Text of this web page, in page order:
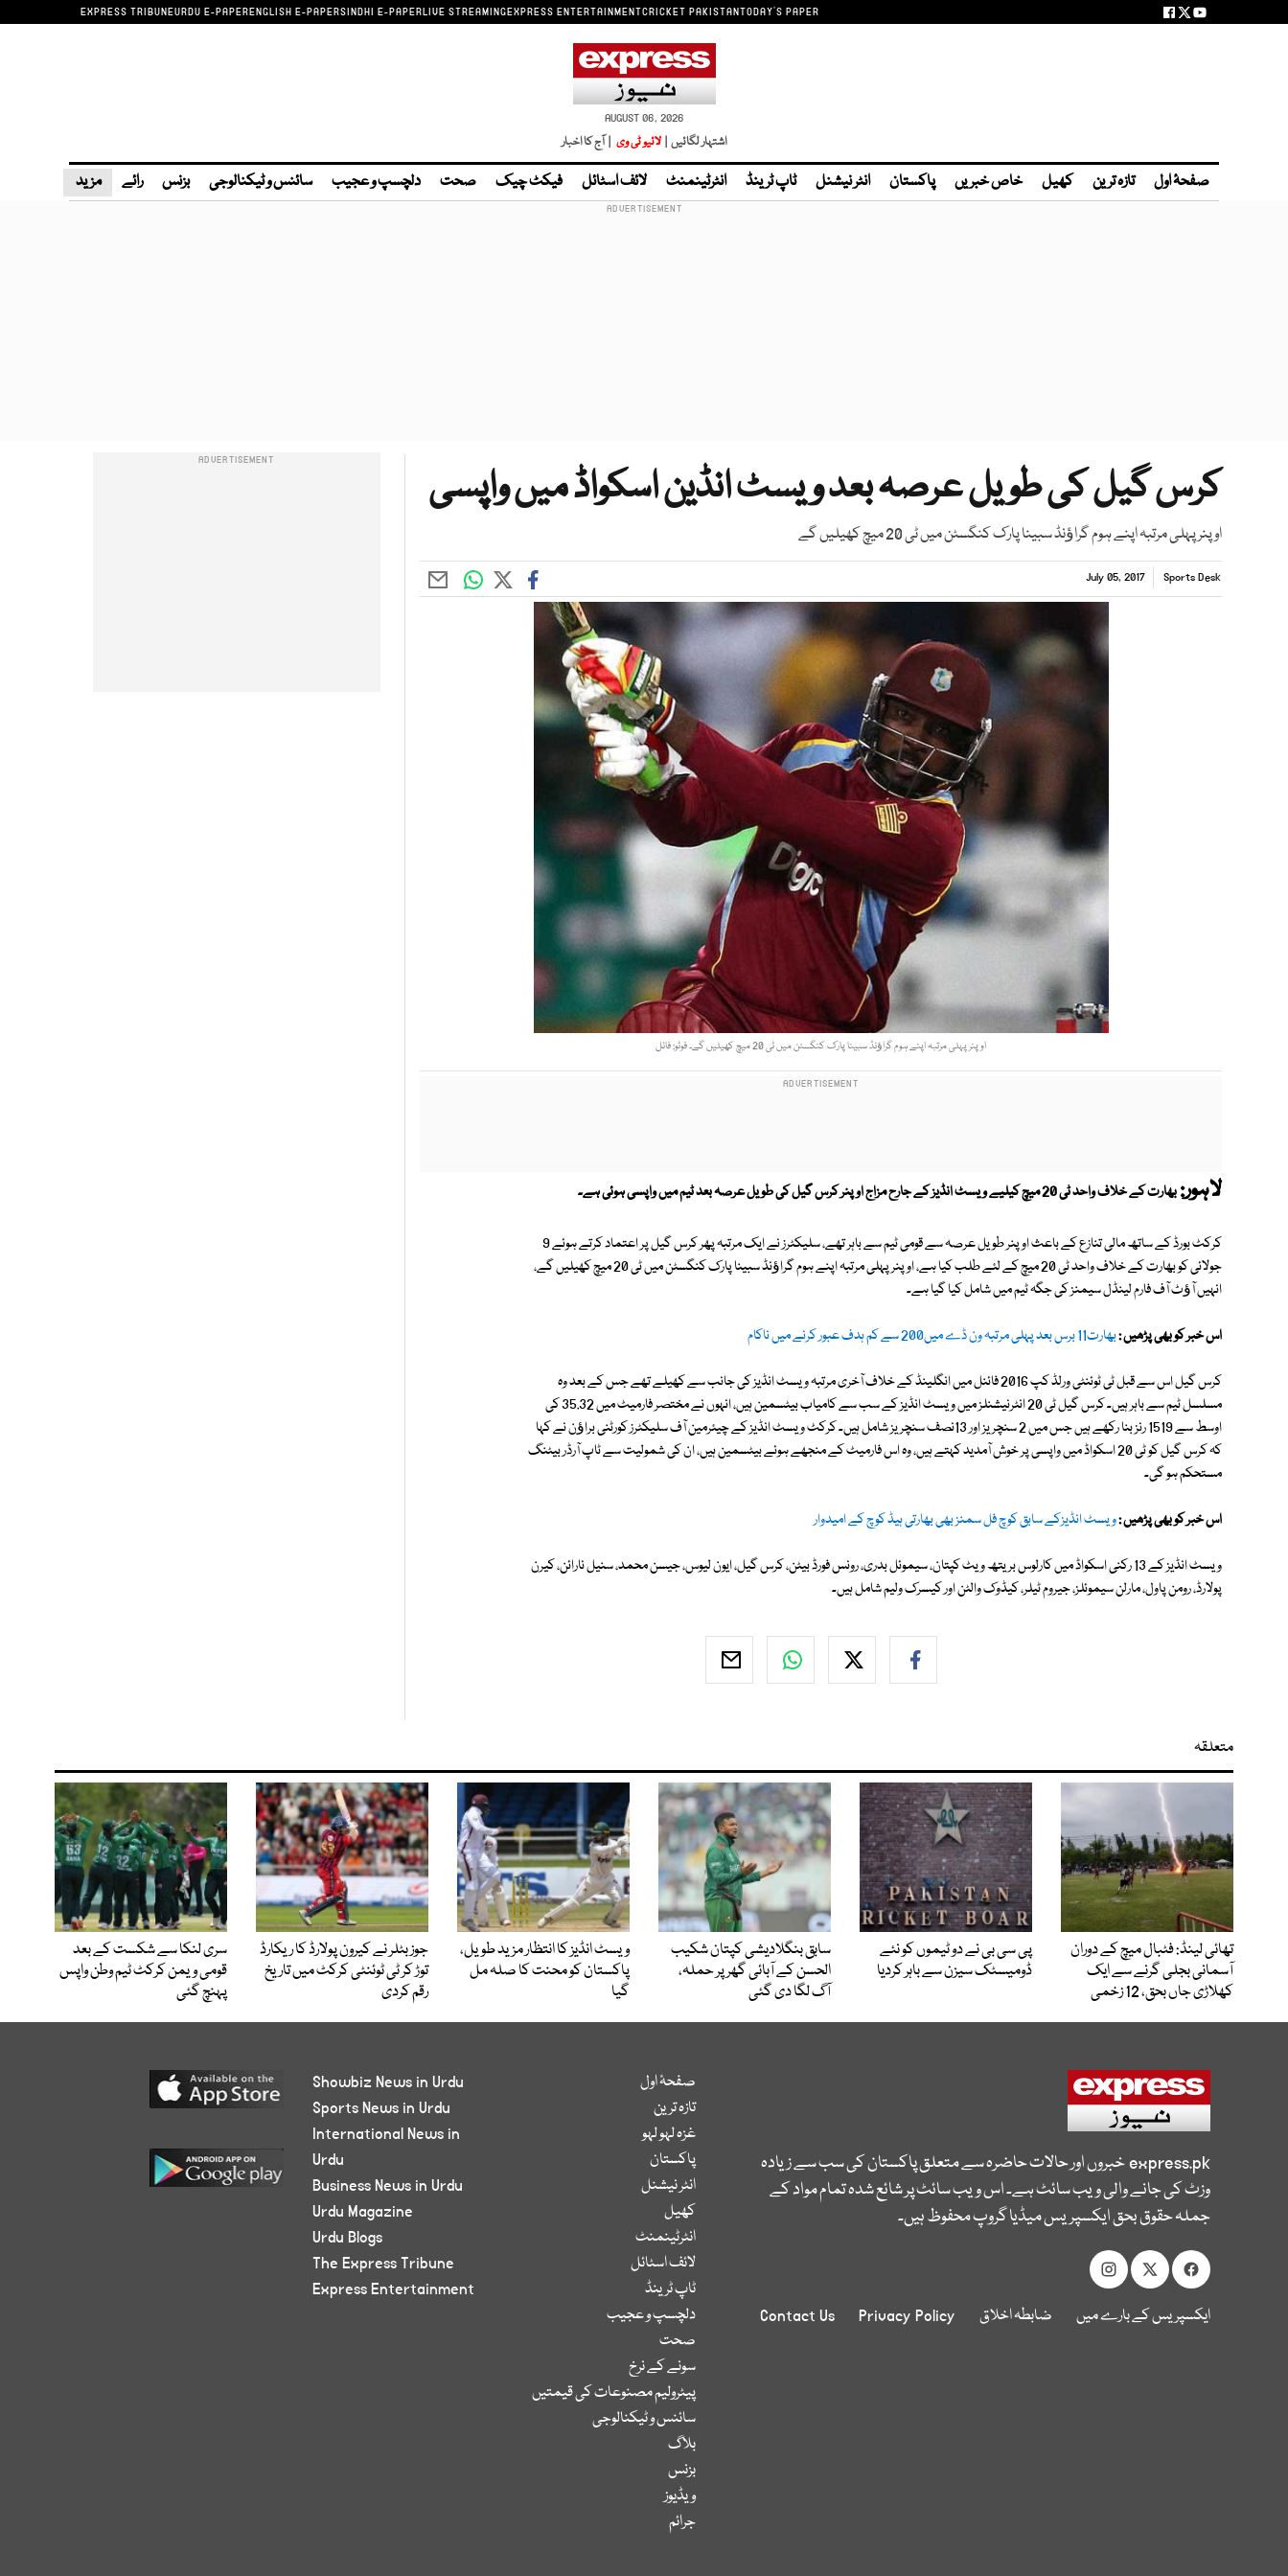
EXPRESS TRIBUNEURDU E-PAPERENGLISH E-PAPERSINDHI E-PAPERLIVE STREAMINGEXPRESS ENTERTAINMENTCRICKET PAKISTANTODAY'S PAPER
AUGUST 06, 2026
اشتہار لگائیں | لائیو ٹی وی | آج کا اخبار
صفحۂ اول تازہ ترین کھیل خاص خبریں پاکستان انٹر نیشنل ٹاپ ٹرینڈ انٹرٹینمنٹ لائف اسٹائل فیکٹ چیک صحت دلچسپ و عجیب سائنس و ٹیکنالوجی بزنس رائے مزید
کرس گیل کی طویل عرصہ بعد ویسٹ انڈین اسکواڈ میں واپسی
اوپنر پہلی مرتبہ اپنے ہوم گراﺅنڈ سبینا پارک کنگسٹن میں ٹی 20 میچ کھیلیں گے
Sports Desk
July 05, 2017
اوپنر پہلی مرتبہ اپنے ہوم گراﺅنڈ سبینا پارک کنگسٹن میں ٹی 20 میچ کھیلیں گے۔ فوٹو: فائل
لاہور:بھارت کے خلاف واحد ٹی 20 میچ کیلیے ویسٹ انڈیز کے جارح مزاج اوپنر کرس گیل کی طویل عرصہ بعد ٹیم میں واپسی ہوئی ہے۔
کرکٹ بورڈ کے ساتھ مالی تنازع کے باعث اوپنر طویل عرصہ سے قومی ٹیم سے باہر تھے، سلیکٹرز نے ایک مرتبہ پھر کرس گیل پر اعتماد کرتے ہوئے 9
جولائی کو بھارت کے خلاف واحد ٹی 20 میچ کے لئے طلب کیا ہے، اوپنر پہلی مرتبہ اپنے ہوم گراﺅنڈ سبینا پارک کنگسٹن میں ٹی 20 میچ کھیلیں گے،
انہیں آﺅٹ آف فارم لینڈل سیمنز کی جگہ ٹیم میں شامل کیا گیا ہے۔
اس خبر کو بھی پڑھیں :بھارت11 برس بعد پہلی مرتبہ ون ڈے میں200 سے کم ہدف عبور کرنے میں ناکام
کرس گیل اس سے قبل ٹی ٹوئنٹی ورلڈ کپ 2016 فائنل میں انگلینڈ کے خلاف آخری مرتبہ ویسٹ انڈیز کی جانب سے کھیلے تھے جس کے بعد وہ
مسلسل ٹیم سے باہر ہیں۔ کرس گیل ٹی 20 انٹرنیشنلز میں ویسٹ انڈیز کے سب سے کامیاب بیٹسمین ہیں، انہوں نے مختصر فارمیٹ میں 35.32 کی
اوسط سے 1519 رنز بنا رکھے ہیں جس میں 2 سنچریز اور 13نصف سنچریز شامل ہیں۔ کرکٹ ویسٹ انڈیز کے چیئرمین آف سلیکٹرز کورٹنی براﺅن نے کہا
کہ کرس گیل کو ٹی 20 اسکواڈ میں واپسی پر خوش آمدید کہتے ہیں، وہ اس فارمیٹ کے منجھے ہوئے بیٹسمین ہیں، ان کی شمولیت سے ٹاپ آرڈر بیٹنگ
مستحکم ہو گی۔
اس خبر کو بھی پڑھیں :ویسٹ انڈیزکے سابق کوچ فل سمنز بھی بھارتی ہیڈ کوچ کے امیدوار
ویسٹ انڈیز کے 13 رکنی اسکواڈ میں کارلوس بریتھ ویٹ کپتان، سیموئل بدری، رونس فورڈ بیٹن، کرس گیل، ایون لیوس، جیسن محمد، سنیل نارائن، کیرن
پولارڈ، رومن پاول، مارلن سیموئلز، جیروم ٹیلر، کیڈوک والٹن اور کیسرک ولیم شامل ہیں۔
متعلقہ
تھائی لینڈ: فٹبال میچ کے دوران
آسمانی بجلی گرنے سے ایک
کھلاڑی جاں بحق، 12 زخمی
پی سی بی نے دو ٹیموں کو نئے
ڈومیسٹک سیزن سے باہر کردیا
سابق بنگلادیشی کپتان شکیب
الحسن کے آبائی گھر پر حملہ،
آگ لگا دی گئی
ویسٹ انڈیز کا انتظار مزید طویل،
پاکستان کو محنت کا صلہ مل
گیا
جوز بٹلر نے کیرون پولارڈ کا ریکارڈ
توڑ کر ٹی ٹوئنٹی کرکٹ میں تاریخ
رقم کردی
سری لنکا سے شکست کے بعد
قومی ویمن کرکٹ ٹیم وطن واپس
پہنچ گئی
express.pkخبروں اور حالات حاضرہ سے متعلق پاکستان کی سب سے زیادہ
وزٹ کی جانے والی ویب سائٹ ہے۔ اس ویب سائٹ پر شائع شدہ تمام مواد کے
جملہ حقوق بحق ایکسپریس میڈیا گروپ محفوظ ہیں۔
ایکسپریس کے بارے میں ضابطہ اخلاق Privacy Policy
Contact Us
صفحۂ اول
تازہ ترین
غزہ لہو لہو
پاکستان
انٹر نیشنل
کھیل
انٹرٹینمنٹ
لائف اسٹائل
ٹاپ ٹرینڈ
دلچسپ و عجیب
صحت
سونے کے نرخ
پیٹرولیم مصنوعات کی قیمتیں
سائنس و ٹیکنالوجی
بلاگ
بزنس
ویڈیوز
جرائم
Showbiz News in Urdu
Sports News in Urdu
International News in
Urdu
Business News in Urdu
Urdu Magazine
Urdu Blogs
The Express Tribune
Express Entertainment